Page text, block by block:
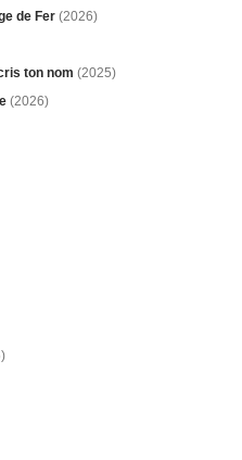
de Fer (2026)
ton nom (2025)
(2026)